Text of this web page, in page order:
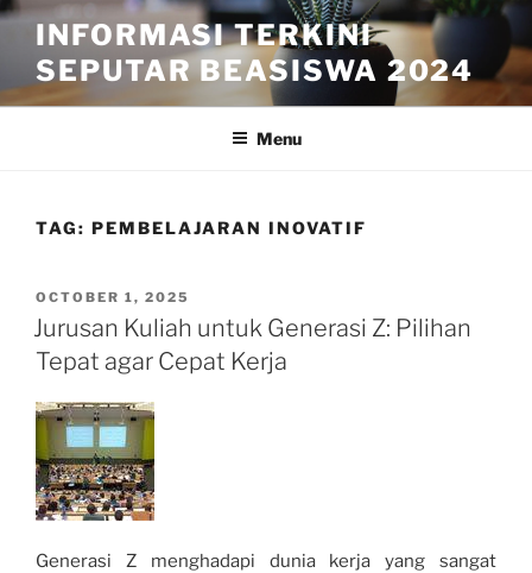
Skip
content
INFORMASI TERKINI
SEPUTAR BEASISWA 2024
Menu
TAG: PEMBELAJARAN INOVATIF
POSTED
ON
OCTOBER 1, 2025
Jurusan Kuliah untuk Generasi Z: Pilihan
Tepat agar Cepat Kerja
Generasi Z menghadapi dunia kerja yang sangat